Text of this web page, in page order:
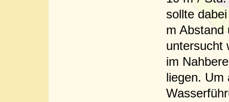
sollte
m Abstand
untersucht
im
liegen. Um